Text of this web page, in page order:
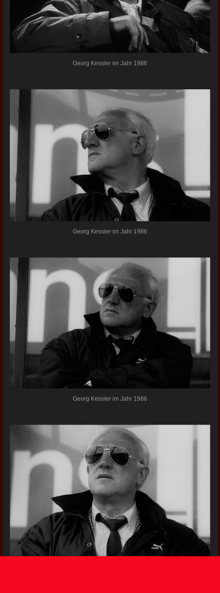
Georg Kessler im Jahr 1986
Georg Kessler im Jahr 1986
Georg Kessler im Jahr 1986